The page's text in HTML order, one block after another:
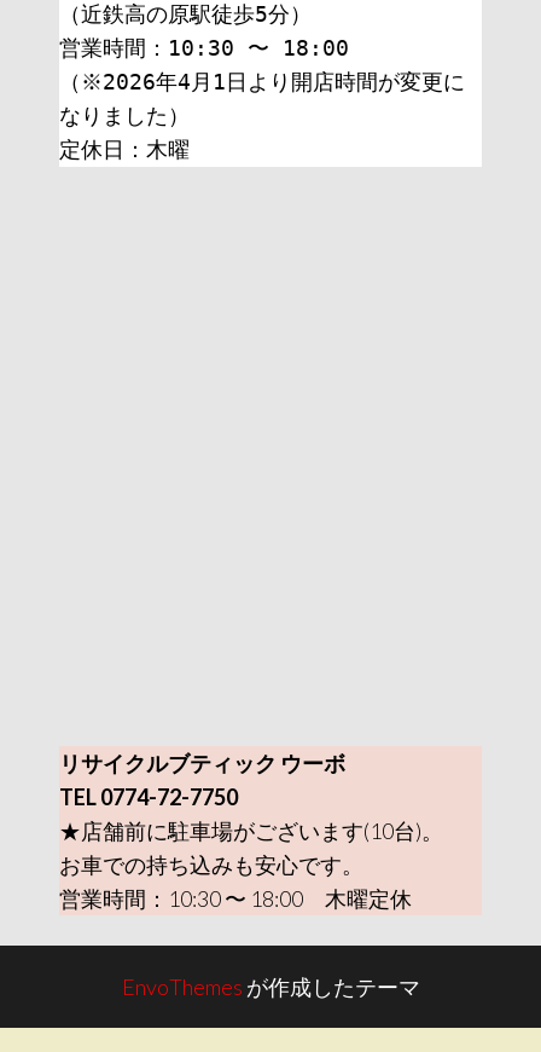
（近鉄高の原駅徒歩5分）
営業時間：10:30 〜 18:00
（※2026年4月1日より開店時間が変更に
なりました）
定休日：木曜
リサイクルブティック ウーボ
TEL 0774-72-7750
★店舗前に駐車場がございます(10台)。
お車での持ち込みも安心です。
営業時間：10:30 〜 18:00 木曜定休
EnvoThemes が作成したテーマ